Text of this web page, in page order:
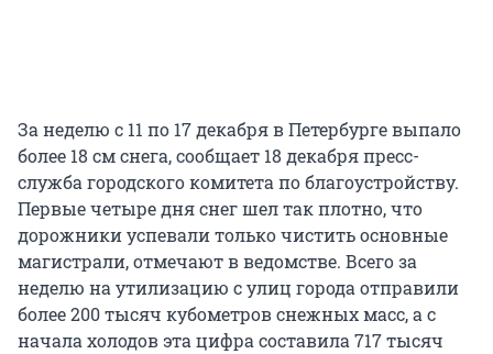
За неделю с 11 по 17 декабря в Петербурге выпало
более 18 см снега, сообщает 18 декабря пресс-
служба городского комитета по благоустройству.
Первые четыре дня снег шел так плотно, что
дорожники успевали только чистить основные
магистрали, отмечают в ведомстве. Всего за
неделю на утилизацию с улиц города отправили
более 200 тысяч кубометров снежных масс, а с
начала холодов эта цифра составила 717 тысяч